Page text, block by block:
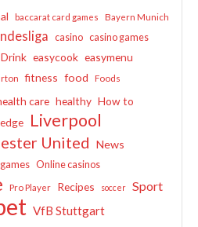
baccarat card games
Bayern Munich
casino casino games
Drink easycook easymenu
fitness food Foods
care healthy How to
Liverpool
United News
Online casinos
Pro Player Recipes soccer Sport
VfB Stuttgart